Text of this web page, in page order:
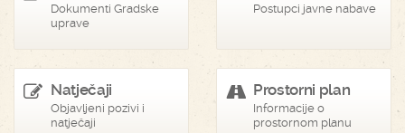
Dokumenti Gradske
uprave
Postupci javne nabave
Natječaji
Objavljeni pozivi i
natječaji
Prostorni plan
Informacije o
prostornom planu